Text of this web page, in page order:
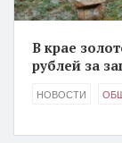
В крае
рублей за
НОВОСТИ